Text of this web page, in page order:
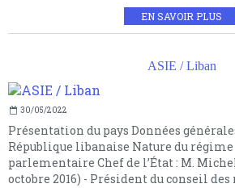
EN SAVOIR PLUS
ASIE / Liban
30/05/2022
Présentation du pays Données
République libanaise Nature du régime
parlementaire Chef de l’État : M.
octobre 2016) - Président du conseil